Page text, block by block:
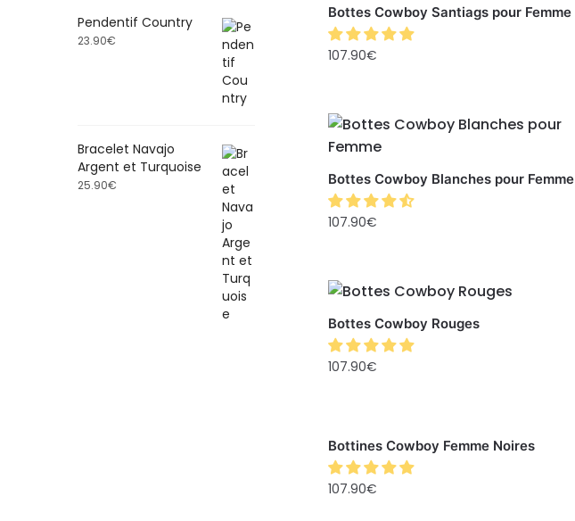
Bottes Cowboy Santiags pour Femme
107.90€
Bottes Cowboy Blanches pour Femme
107.90€
Bottes Cowboy Rouges
107.90€
Bottines Cowboy Femme Noires
107.90€
Pendentif Country
23.90€
Bracelet Navajo
Argent et Turquoise
25.90€